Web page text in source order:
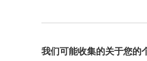
我们可能收集的关于您的